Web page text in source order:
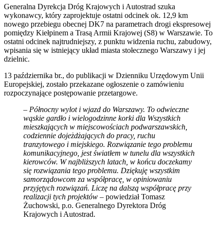
Generalna Dyrekcja Dróg Krajowych i Autostrad szuka
wykonawcy, który zaprojektuje ostatni odcinek ok. 12,9 km
nowego przebiegu obecnej DK7 na parametrach drogi ekspresowej
pomiędzy Kiełpinem a Trasą Armii Krajowej (S8) w Warszawie. To
ostatni odcinek najtrudniejszy, z punktu widzenia ruchu, zabudowy,
wpisania się w istniejący układ miasta stołecznego Warszawy i jej
dzielnic.
13 października br., do publikacji w Dzienniku Urzędowym Unii
Europejskiej, zostało przekazane ogłoszenie o zamówieniu
rozpoczynające postępowanie przetargowe.
– Północny wylot i wjazd do Warszawy. To odwieczne
wąskie gardło i wielogodzinne korki dla Wszystkich
mieszkających w miejscowościach podwarszawskich,
codziennie dojeżdżających do pracy, ruchu
tranzytowego i miejskiego. Rozwiązanie tego problemu
komunikacyjnego, jest światłem w tunelu dla wszystkich
kierowców. W najbliższych latach, w końcu doczekamy
się rozwiązania tego problemu. Dziękuję wszystkim
samorządowcom za współpracę, w opiniowaniu
przyjętych rozwiązań. Liczę na dalszą współpracę przy
realizacji tych projektów – powiedział Tomasz
Żuchowski, p.o. Generalnego Dyrektora Dróg
Krajowych i Autostrad.